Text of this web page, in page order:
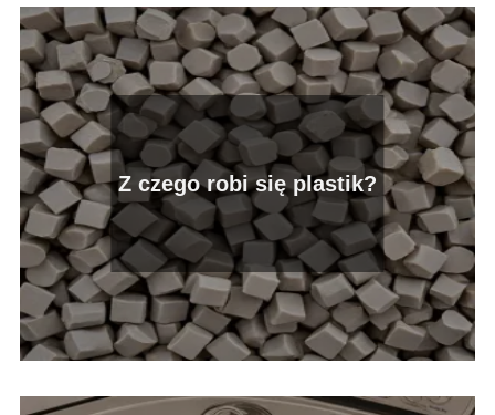
Z czego robi się plastik?